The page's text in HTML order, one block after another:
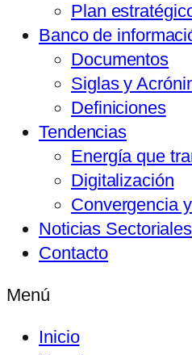
Plan
Banco de
Documentos
Siglas y
Definiciones
Tendencias
Energía que
Digitalización
Convergencia
Noticias Sectoriales
Contacto
Menú
Inicio